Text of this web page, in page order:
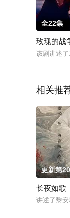
全22集
玫瑰的战
该剧讲述
相关推
更新第
长夜如歌
讲述了黎